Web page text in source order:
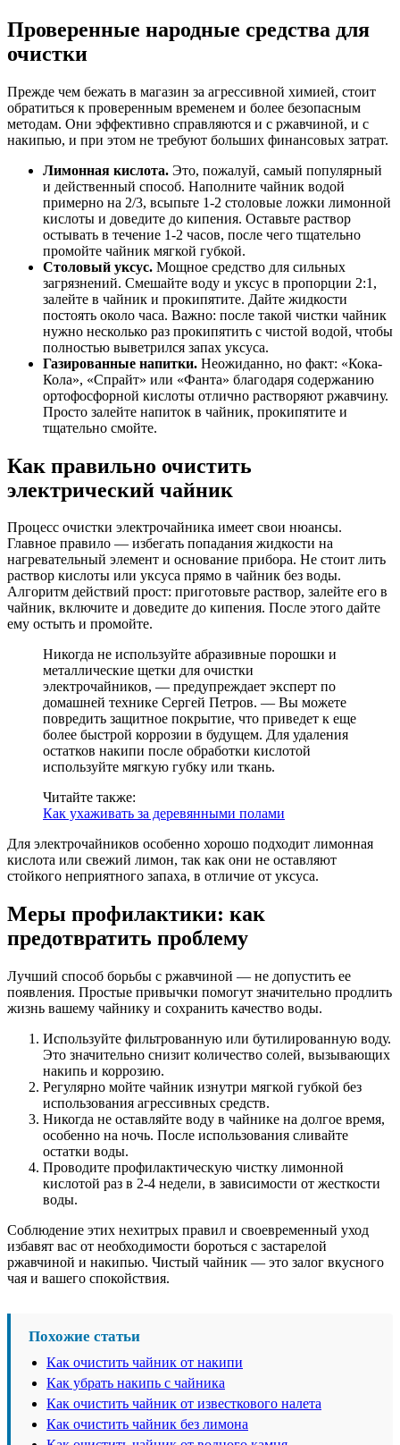
Проверенные народные средства для
очистки
Прежде чем бежать в магазин за агрессивной химией, стоит
обратиться к проверенным временем и более безопасным
методам. Они эффективно справляются и с ржавчиной, и с
накипью, и при этом не требуют больших финансовых затрат.
Лимонная кислота. Это, пожалуй, самый популярный
и действенный способ. Наполните чайник водой
примерно на 2/3, всыпьте 1-2 столовые ложки лимонной
кислоты и доведите до кипения. Оставьте раствор
остывать в течение 1-2 часов, после чего тщательно
промойте чайник мягкой губкой.
Столовый уксус. Мощное средство для сильных
загрязнений. Смешайте воду и уксус в пропорции 2:1,
залейте в чайник и прокипятите. Дайте жидкости
постоять около часа. Важно: после такой чистки чайник
нужно несколько раз прокипятить с чистой водой, чтобы
полностью выветрился запах уксуса.
Газированные напитки. Неожиданно, но факт: «Кока-
Кола», «Спрайт» или «Фанта» благодаря содержанию
ортофосфорной кислоты отлично растворяют ржавчину.
Просто залейте напиток в чайник, прокипятите и
тщательно смойте.
Как правильно очистить
электрический чайник
Процесс очистки электрочайника имеет свои нюансы.
Главное правило — избегать попадания жидкости на
нагревательный элемент и основание прибора. Не стоит лить
раствор кислоты или уксуса прямо в чайник без воды.
Алгоритм действий прост: приготовьте раствор, залейте его в
чайник, включите и доведите до кипения. После этого дайте
ему остыть и промойте.
Никогда не используйте абразивные порошки и
металлические щетки для очистки
электрочайников, — предупреждает эксперт по
домашней технике Сергей Петров. — Вы можете
повредить защитное покрытие, что приведет к еще
более быстрой коррозии в будущем. Для удаления
остатков накипи после обработки кислотой
используйте мягкую губку или ткань.
Читайте также:
Как ухаживать за деревянными полами
Для электрочайников особенно хорошо подходит лимонная
кислота или свежий лимон, так как они не оставляют
стойкого неприятного запаха, в отличие от уксуса.
Меры профилактики: как
предотвратить проблему
Лучший способ борьбы с ржавчиной — не допустить ее
появления. Простые привычки помогут значительно продлить
жизнь вашему чайнику и сохранить качество воды.
Используйте фильтрованную или бутилированную воду.
Это значительно снизит количество солей, вызывающих
накипь и коррозию.
Регулярно мойте чайник изнутри мягкой губкой без
использования агрессивных средств.
Никогда не оставляйте воду в чайнике на долгое время,
особенно на ночь. После использования сливайте
остатки воды.
Проводите профилактическую чистку лимонной
кислотой раз в 2-4 недели, в зависимости от жесткости
воды.
Соблюдение этих нехитрых правил и своевременный уход
избавят вас от необходимости бороться с застарелой
ржавчиной и накипью. Чистый чайник — это залог вкусного
чая и вашего спокойствия.
Похожие статьи
Как очистить чайник от накипи
Как убрать накипь с чайника
Как очистить чайник от известкового налета
Как очистить чайник без лимона